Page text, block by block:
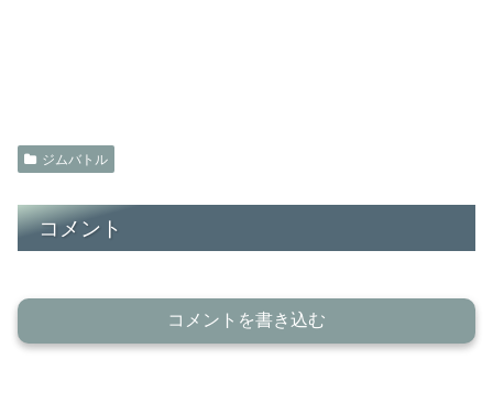
ジムバトル
コメント
コメントを書き込む